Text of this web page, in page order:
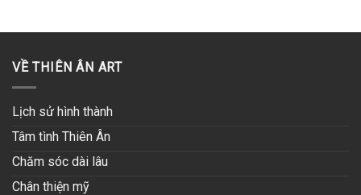
VỀ THIÊN ÂN ART
Lịch sử hình thành
Tâm tình Thiên Ân
Chăm sóc dài lâu
Chân thiện mỹ